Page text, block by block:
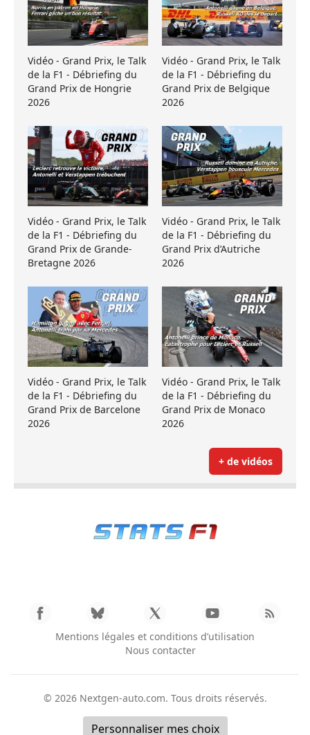
Vidéo - Grand Prix, le Talk
de la F1 - Débriefing du
Grand Prix de Hongrie
2026
Vidéo - Grand Prix, le Talk
de la F1 - Débriefing du
Grand Prix de Belgique
2026
Vidéo - Grand Prix, le Talk
de la F1 - Débriefing du
Grand Prix de Grande-
Bretagne 2026
Vidéo - Grand Prix, le Talk
de la F1 - Débriefing du
Grand Prix d’Autriche
2026
Vidéo - Grand Prix, le Talk
de la F1 - Débriefing du
Grand Prix de Barcelone
2026
Vidéo - Grand Prix, le Talk
de la F1 - Débriefing du
Grand Prix de Monaco
2026
+ de vidéos
Mentions légales et conditions d’utilisation
Nous contacter
© 2026 Nextgen-auto.com. Tous droits réservés.
Personnaliser mes choix